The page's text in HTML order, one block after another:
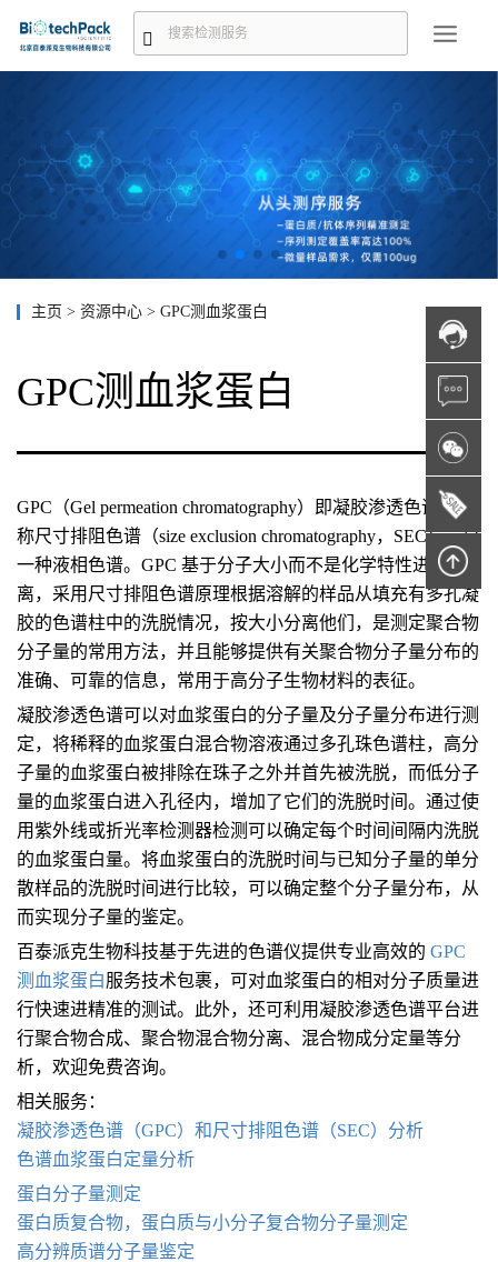
主页 > 资源中心 > GPC测血浆蛋白
GPC测血浆蛋白
GPC（Gel permeation chromatography）即凝胶渗透色谱，又
称尺寸排阻色谱（size exclusion chromatography，SEC），是
一种液相色谱。GPC 基于分子大小而不是化学特性进行分
离，采用尺寸排阻色谱原理根据溶解的样品从填充有多孔凝
胶的色谱柱中的洗脱情况，按大小分离他们，是测定聚合物
分子量的常用方法，并且能够提供有关聚合物分子量分布的
准确、可靠的信息，常用于高分子生物材料的表征。
凝胶渗透色谱可以对血浆蛋白的分子量及分子量分布进行测
定，将稀释的血浆蛋白混合物溶液通过多孔珠色谱柱，高分
子量的血浆蛋白被排除在珠子之外并首先被洗脱，而低分子
量的血浆蛋白进入孔径内，增加了它们的洗脱时间。通过使
用紫外线或折光率检测器检测可以确定每个时间间隔内洗脱
的血浆蛋白量。将血浆蛋白的洗脱时间与已知分子量的单分
散样品的洗脱时间进行比较，可以确定整个分子量分布，从
而实现分子量的鉴定。
百泰派克生物科技基于先进的色谱仪提供专业高效的 GPC
测血浆蛋白服务技术包裹，可对血浆蛋白的相对分子质量进
行快速进精准的测试。此外，还可利用凝胶渗透色谱平台进
行聚合物合成、聚合物混合物分离、混合物成分定量等分
析，欢迎免费咨询。
相关服务：
凝胶渗透色谱 （GPC）和尺寸排阻色谱（SEC） 分析
色谱血浆蛋白定量分析
蛋白分子量测定
蛋白质复合物，蛋白质与小分子复合物分子量测定
高分辨质谱分子量鉴定